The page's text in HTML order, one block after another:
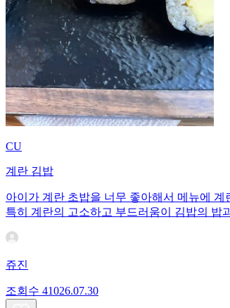
CU
계란 김밥
아이가 계란 초밥을 너무 좋아해서 메뉴에
특히 계란의 고소하고 부드러움이 김밥의 밥
쥬진
조회수 41026.07.30